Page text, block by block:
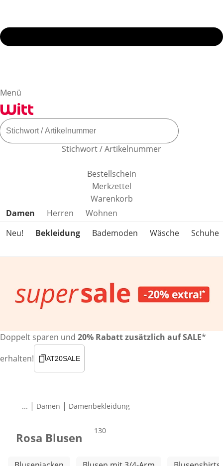
Menü
Stichwort / Artikelnummer
Bestellschein
Merkzettel
Warenkorb
Produktkategorien überspringen
Damen Herren
Wohnen
Neu!
Bekleidung Bademoden Wäsche Schuhe
Doppelt sparen und 20% Rabatt zusätzlich auf SALE*
erhalten!
AT20SALE
... | Damen | Damenbekleidung
Rosa Blusen Produkte
130
Weitere Kategorien überspringen